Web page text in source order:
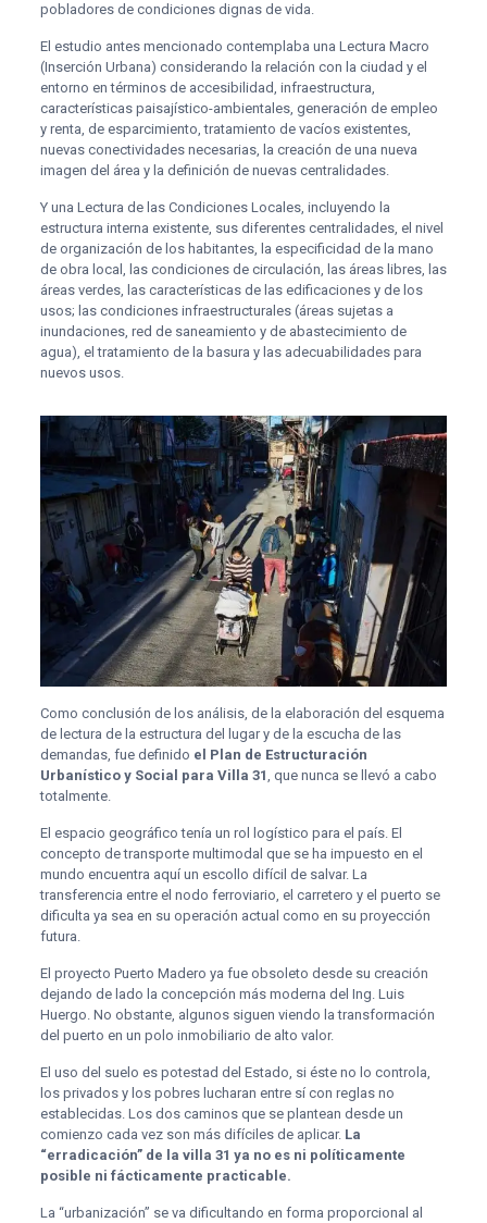
pobladores de condiciones dignas de vida.
El estudio antes mencionado contemplaba una Lectura Macro
(Inserción Urbana) considerando la relación con la ciudad y el
entorno en términos de accesibilidad, infraestructura,
características paisajístico-ambientales, generación de empleo
y renta, de esparcimiento, tratamiento de vacíos existentes,
nuevas conectividades necesarias, la creación de una nueva
imagen del área y la definición de nuevas centralidades.
Y una Lectura de las Condiciones Locales, incluyendo la
estructura interna existente, sus diferentes centralidades, el nivel
de organización de los habitantes, la especificidad de la mano
de obra local, las condiciones de circulación, las áreas libres, las
áreas verdes, las características de las edificaciones y de los
usos; las condiciones infraestructurales (áreas sujetas a
inundaciones, red de saneamiento y de abastecimiento de
agua), el tratamiento de la basura y las adecuabilidades para
nuevos usos.
Como conclusión de los análisis, de la elaboración del esquema
de lectura de la estructura del lugar y de la escucha de las
demandas, fue definido el Plan de Estructuración
Urbanístico y Social para Villa 31 , que nunca se llevó a cabo
totalmente.
El espacio geográfico tenía un rol logístico para el país. El
concepto de transporte multimodal que se ha impuesto en el
mundo encuentra aquí un escollo difícil de salvar. La
transferencia entre el nodo ferroviario, el carretero y el puerto se
dificulta ya sea en su operación actual como en su proyección
futura.
El proyecto Puerto Madero ya fue obsoleto desde su creación
dejando de lado la concepción más moderna del Ing. Luis
Huergo. No obstante, algunos siguen viendo la transformación
del puerto en un polo inmobiliario de alto valor.
El uso del suelo es potestad del Estado, si éste no lo controla,
los privados y los pobres lucharan entre sí con reglas no
establecidas. Los dos caminos que se plantean desde un
comienzo cada vez son más difíciles de aplicar. La
“erradicación” de la villa 31 ya no es ni políticamente
posible ni fácticamente practicable.
La “urbanización” se va dificultando en forma proporcional al